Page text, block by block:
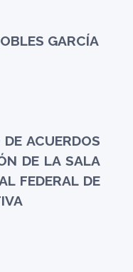
GARCÍA
ACUERDOS
DE LA SALA
FEDERAL DE